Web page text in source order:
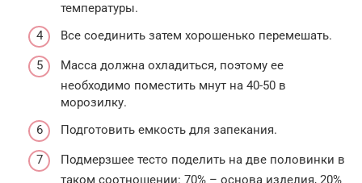
температуры.
Все соединить затем хорошенько перемешать.
Масса должна охладиться, поэтому ее
необходимо поместить мнут на 40-50 в
морозилку.
Подготовить емкость для запекания.
Подмерзшее тесто поделить на две половинки в
таком соотношении: 70% – основа изделия, 20%